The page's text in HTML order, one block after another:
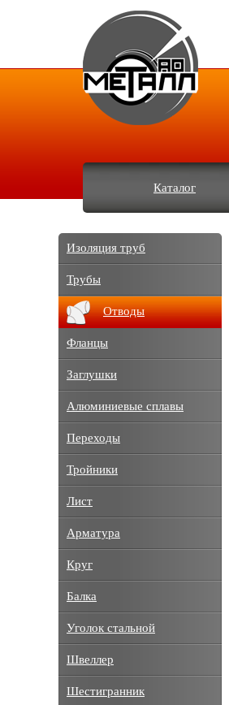
Каталог
Изоляция труб
Трубы
Отводы
Фланцы
Заглушки
Алюминиевые сплавы
Переходы
Тройники
Лист
Арматура
Круг
Балка
Уголок стальной
Швеллер
Шестигранник